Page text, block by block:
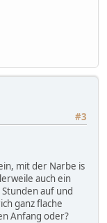
#3
mit der Narbe is
auch ein
Stunden auf und
ganz flache
Anfang oder?